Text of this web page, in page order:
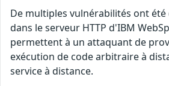
De multiples vulnérabilités ont été
dans le serveur HTTP d'IBM
permettent à un attaquant de
exécution de code arbitraire à
service à distance.